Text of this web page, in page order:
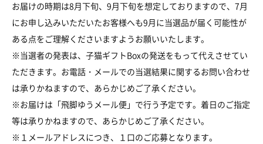
お届けの時期は8月下旬、9月下旬を想定しておりますので、7月
にお申し込みいただいたお客様へも9月に当選品が届く可能性が
ある点をご理解くださいますようお願いいたします。
※当選者の発表は、子猫ギフトBoxの発送をもって代えさせてい
ただきます。お電話・メールでの当選結果に関するお問い合わせ
は承りかねますので、あらかじめご了承ください。
※お届けは「飛脚ゆうメール便」で行う予定です。着日のご指定
等は承りかねますので、あらかじめご了承ください。
※１メールアドレスにつき、１口のご応募となります。